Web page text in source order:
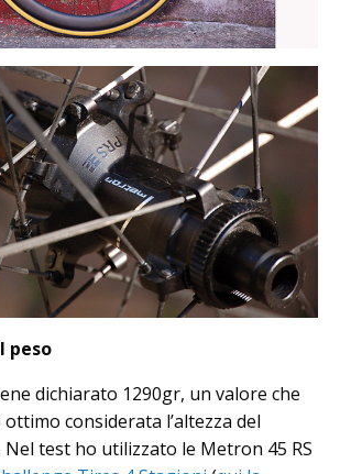
peso
dichiarato 1290gr, un valore che
considerata l’altezza del
test ho utilizzato le Metron 45 RS